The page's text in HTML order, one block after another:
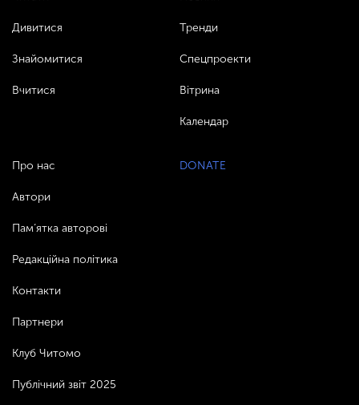
Дивитися
Знайомитися
Вчитися
Тренди
Спецпроекти
Вітрина
Календар
Про нас
Автори
Пам’ятка авторові
Редакційна політика
Контакти
Партнери
Клуб Читомо
Публічний звіт 2025
DONATE